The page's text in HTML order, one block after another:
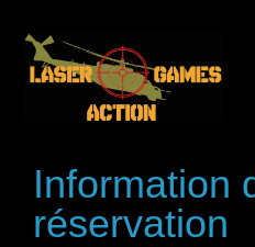
Information
réservation